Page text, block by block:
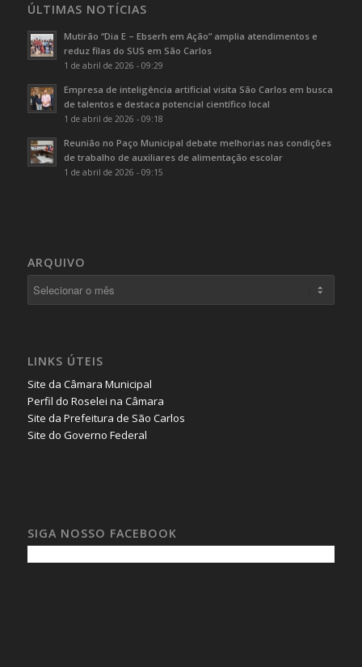
ÚLTIMAS NOTÍCIAS
Mutirão “Dia E – Ebserh em Ação” amplia atendimentos e
reduz filas do SUS em São Carlos
1 de abril de 2026 - 09:29
Empresa de inteligência artificial visita São Carlos em busca
de talentos e destaca potencial científico local
1 de abril de 2026 - 09:18
Reunião no Paço Municipal debate melhorias nas condições
de trabalho de auxiliares de alimentação escolar
1 de abril de 2026 - 09:15
ARQUIVO
LINKS ÚTEIS
Site da Câmara Municipal
Perfil do Roselei na Câmara
Site da Prefeitura de São Carlos
Site do Governo Federal
SIGA NOSSO FACEBOOK